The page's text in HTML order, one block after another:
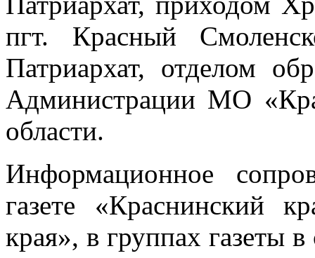
пгт. Красный
Патриархат, отделом
Администрации МО
области.
Информационное
газете «Краснинский
края», в группах газеты